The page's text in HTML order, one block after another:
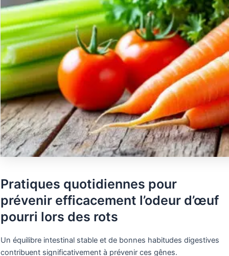
Pratiques quotidiennes pour
prévenir efficacement l’odeur d’œuf
pourri lors des rots
Un équilibre intestinal stable et de bonnes habitudes digestives
contribuent significativement à prévenir ces gênes.